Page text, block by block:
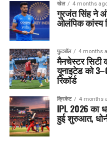
खेल 4 months
गुरजंत सिंह ने
ओलंपिक कांस्य
फुटबॉल 4 months
मैनचेस्टर सिटी
यूनाइटेड को
रिकॉर्ड
क्रिकेट 4 months
IPL 2026 का
हुई शुरुआत,